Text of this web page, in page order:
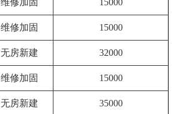
维修加固 15000
维修加固 15000
无房新建 32000
维修加固 15000
无房新建 35000